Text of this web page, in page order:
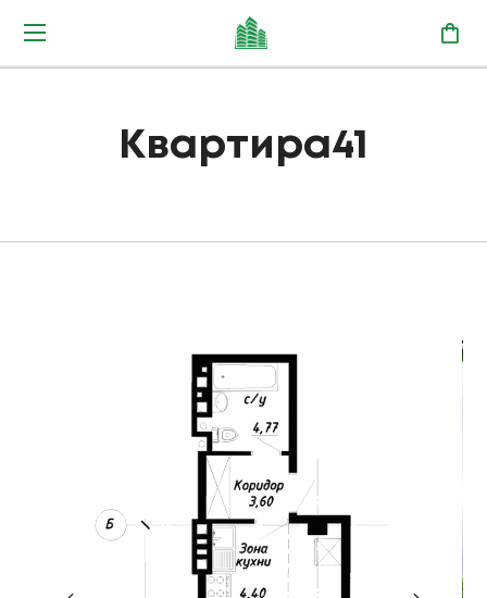
Квартира41